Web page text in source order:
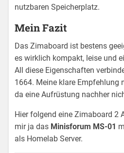
nutzbaren Speicherplatz.
Mein Fazit
Das Zimaboard ist bestens
es wirklich kompakt, leise und
All diese Eigenschaften
1664. Meine klare Empfehlung
da eine Aufrüstung nachher
Hier folgend eine Zimaboard 2
mir ja das Minisforum MS-01
als Homelab Server.